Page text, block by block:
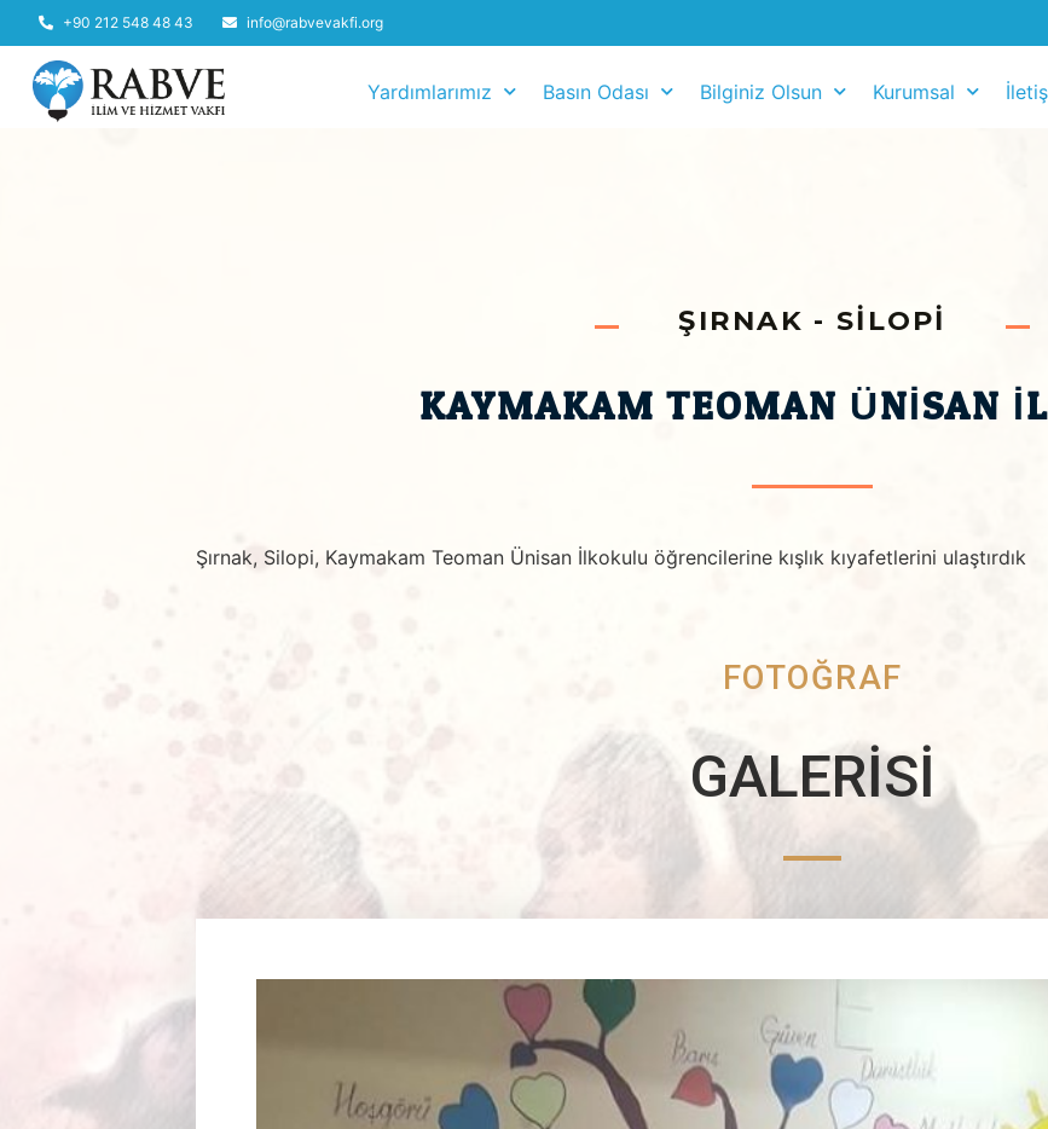
+90 212 548 48 43 info@rabvevakfi.org
Yardımlarımız Basın Odası Bilginiz Olsun Kurumsal
ŞIRNAK - SILOPI
KAYMAKAM TEOMAN ÜNISAN
Şırnak, Silopi, Kaymakam Teoman Ünisan İlkokulu öğrencilerine kışlık kıyafetlerini ulaştırdık
FOTOĞRAF
GALERİSİ